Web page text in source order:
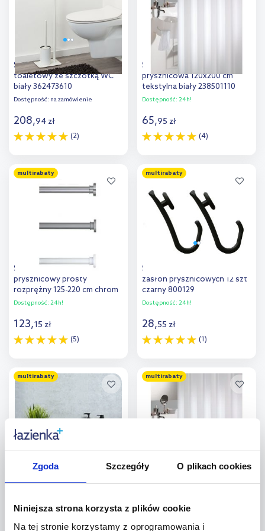
Zgoda Szczegóły O plikach cookies
Niniejsza strona korzysta z plików cookie
Na tej stronie korzystamy z oprogramowania i
Sealskin Brix stojak na papier
toaletowy ze szczotką WC
biały 362473610
Dostępność: na zamówienie
208,94 zł
(2)
Sealskin Madeira zasłona
prysznicowa 120x200 cm
tekstylna biały 238501110
Dostępność: 24h!
65,95 zł
(4)
multirabaty
Sealskin Seallux drążek
prysznicowy prosty
rozprężny 125-220 cm chrom
276661218
Dostępność: 24h!
123,15 zł
(5)
multirabaty
Sealskin Easy Roll kółka do
zasłon prysznicowych 12 szt
czarny 800129
Dostępność: 24h!
28,55 zł
(1)
multirabaty
Sealskin Brix półka ścienna 55
cm z wieszakiem na ręcznik
Dostępność:na zamówienie
174,99zł
multirabaty
Sealskin Madeira zasłona
prysznicowa 180x200 cm
Dostępność: 24h!
87,95zł